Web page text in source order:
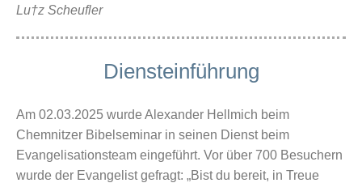
Lu†z Scheufler
Diensteinführung
Am 02.03.2025 wurde Alexander Hellmich beim
Chemnitzer Bibelseminar in seinen Dienst beim
Evangelisationsteam eingeführt. Vor über 700 Besuchern
wurde der Evangelist gefragt: „Bist du bereit, in Treue